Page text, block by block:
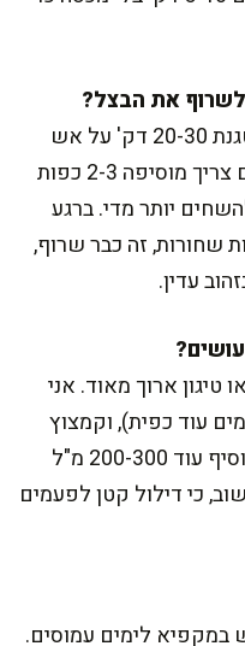
הסוד הוא זמן ואש נמוכה. אני מטגנת 20-30 דק' על אש
נמוכה, מערבבת מדי פעם, ורק אם צריך מוסיפה 2-3 כפות
יותר מדי. ברגע
שחורות, זה כבר שרוף,
עדין.
ארוך מאוד. אני
עוד כפית), וקמצוץ
פלפל שחור נוסף. אפשר גם להוסיף עוד 200-300 מ"ל
ולטעום שוב, כי דילול קטן לפעמים
לימים עמוסים.